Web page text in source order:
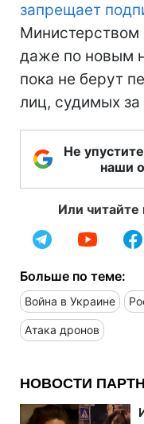
запрещает
даже по новым
пока не берут
лиц, судимых
Не
наши
Или читайте
Больше по теме:
Война в Украине
Атака дронов